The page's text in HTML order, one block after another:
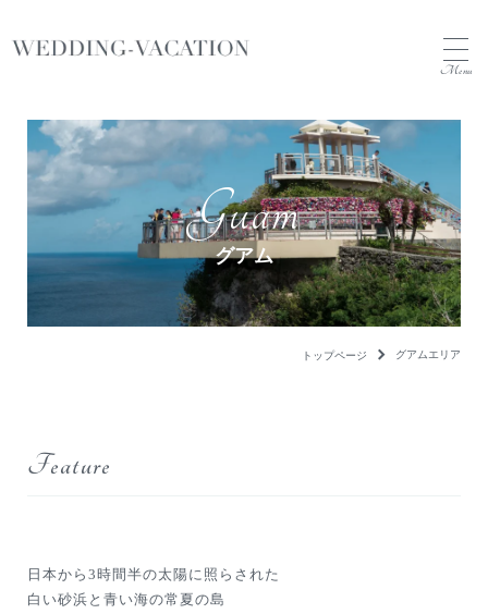
Menu
Guam
グアム
トップページ グアムエリア
Feature
日本から3時間半の太陽に照らされた
白い砂浜と青い海の常夏の島